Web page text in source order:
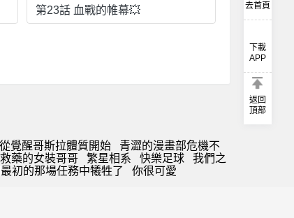
第23話 血戰的帷幕💥
覺醒哥斯拉體質開始
青澀的漫畫部危機不
藥的女裝哥哥 繁星相系 快樂足球
我們之
初的那場任務中犧牲了 你很可愛
去首頁
下載
APP
返回
頂部